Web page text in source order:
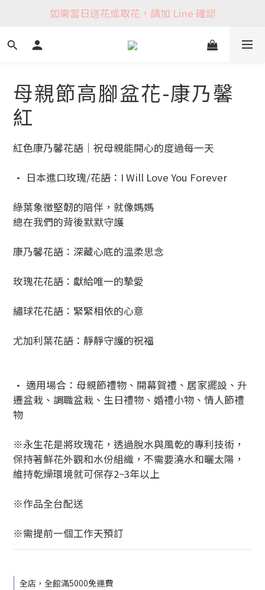
如需當日送花或取花，請加 Line 確認
母親節高腳盆花-康乃馨
紅
紅色康乃馨花語｜祝母親能開心的度過每一天
• 日本進口玫瑰/花語：I Will Love You Forever
綠葉象徵堅韌的陪伴，就像媽媽
總在我們的背後默默守護
康乃馨花語：深藏心底的溫柔思念
玫瑰花花語：獻給唯一的摯愛
繡球花花語：緊緊相依的心意
尤加利葉花語：靜靜守護的祝福
• 適用場合：母親節禮物、開幕賀禮、居家擺設、升
遷盆栽、調職盆栽、生日禮物、婚禮小物、情人節禮
物
※永生花是將玫瑰花，透過脫水與風乾的專利技術，
保持著鮮花外觀和水份組織，不需要澆水和曬太陽，
維持乾燥環境就可保存2~3年以上
※作品全台配送
※需提前一個工作天預訂
全店，全館滿5000免運費